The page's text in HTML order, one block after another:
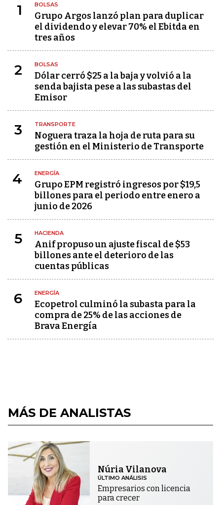
1 BOLSAS
Grupo Argos lanzó plan para duplicar
el dividendo y elevar 70% el Ebitda en
tres años
2 BOLSAS
Dólar cerró $25 a la baja y volvió a la
senda bajista pese a las subastas del
Emisor
3 TRANSPORTE
Noguera traza la hoja de ruta para su
gestión en el Ministerio de Transporte
4 ENERGÍA
Grupo EPM registró ingresos por $19,5
billones para el periodo entre enero a
junio de 2026
5 HACIENDA
Anif propuso un ajuste fiscal de $53
billones ante el deterioro de las
cuentas públicas
6 ENERGÍA
Ecopetrol culminó la subasta para la
compra de 25% de las acciones de
Brava Energía
MÁS DE ANALISTAS
Núria Vilanova
ÚLTIMO ANÁLISIS
Empresarios con licencia
para crecer